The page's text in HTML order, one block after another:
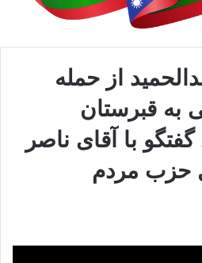
از حمله
به قبرستان
گفتگو با آقای ناصر
حزب مردم